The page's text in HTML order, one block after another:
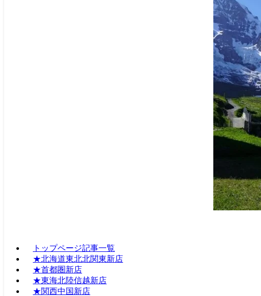
トップページ記事一覧
★北海道東北北関東新店
★首都圏新店
★東海北陸信越新店
★関西中国新店